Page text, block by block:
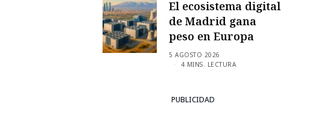
El ecosistema digital
de Madrid gana
peso en Europa
5 AGOSTO 2026
4 MINS. LECTURA
PUBLICIDAD